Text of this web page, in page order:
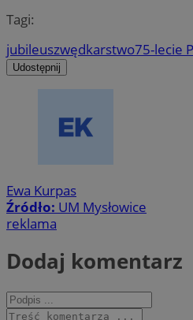
Tagi:
jubileuszwędkarstwo75-lecie
Udostępnij
Ewa Kurpas
Źródło: UM Mysłowice
reklama
Dodaj komentarz